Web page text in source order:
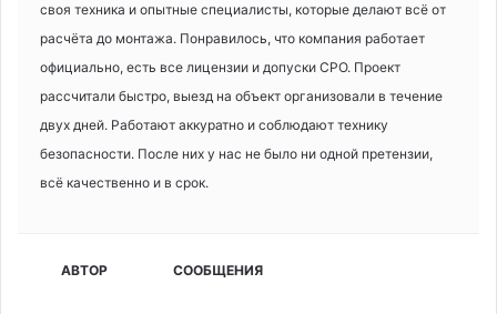
своя техника и опытные специалисты, которые делают всё от
расчёта до монтажа. Понравилось, что компания работает
официально, есть все лицензии и допуски СРО. Проект
рассчитали быстро, выезд на объект организовали в течение
двух дней. Работают аккуратно и соблюдают технику
безопасности. После них у нас не было ни одной претензии,
всё качественно и в срок.
АВТОР СООБЩЕНИЯ